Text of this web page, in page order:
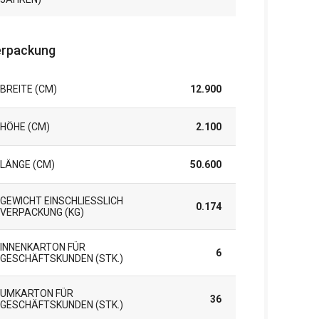
BREITE (CM) 12.900
HÖHE (CM) 2.100
LÄNGE (CM) 50.600
GEWICHT EINSCHLIESSLICH V
ERPACKUNG (KG)
0.174
INNENKARTON FÜR
GESCHÄFTSKUNDEN (STK.)
6
UMKARTON FÜR
GESCHÄFTSKUNDEN (STK.)
36